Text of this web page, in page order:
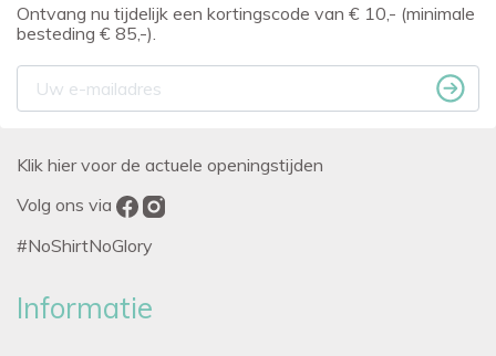
Ontvang nu tijdelijk een kortingscode van € 10,- (minimale
besteding € 85,-).
Klik hier voor de actuele openingstijden
Volg ons via
#NoShirtNoGlory
Informatie